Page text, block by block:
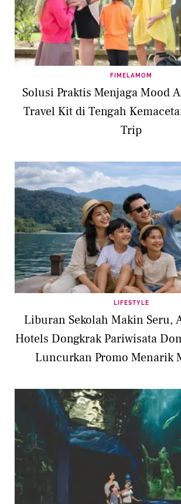
FIMELAMOM
Solusi Praktis Menjaga Mood
Travel Kit di Tengah
Trip
LIFESTYLE
Liburan Sekolah Makin Seru,
Hotels Dongkrak Pariwisata
Luncurkan Promo Menarik